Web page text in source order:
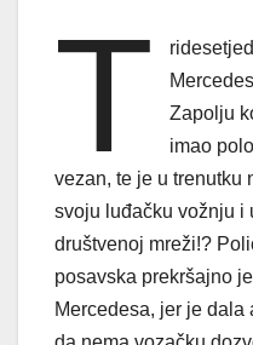
T
Zapolju
imao
vezan, te je u trenutku
svoju luđačku vožnju i
društvenoj mreži!?
posavska prekršajno
Mercedesa, jer je